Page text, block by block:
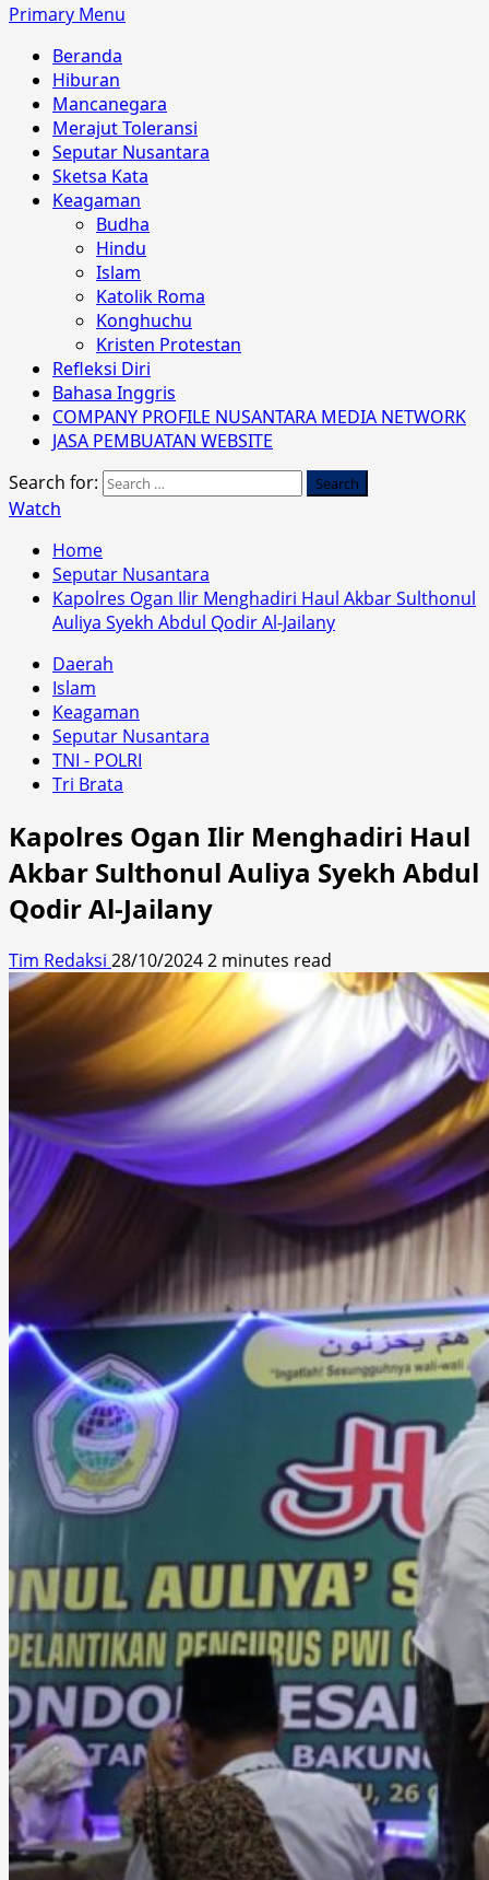
Primary Menu
Beranda
Hiburan
Mancanegara
Merajut Toleransi
Seputar Nusantara
Sketsa Kata
Keagaman
Budha
Hindu
Islam
Katolik Roma
Konghuchu
Kristen Protestan
Refleksi Diri
Bahasa Inggris
COMPANY PROFILE NUSANTARA MEDIA NETWORK
JASA PEMBUATAN WEBSITE
Search for:
Watch
Home
Seputar Nusantara
Kapolres Ogan Ilir Menghadiri Haul Akbar Sulthonul
Auliya Syekh Abdul Qodir Al-Jailany
Daerah
Islam
Keagaman
Seputar Nusantara
TNI - POLRI
Tri Brata
Kapolres Ogan Ilir Menghadiri Haul
Akbar Sulthonul Auliya Syekh Abdul
Qodir Al-Jailany
Tim Redaksi 28/10/20242 minutes read